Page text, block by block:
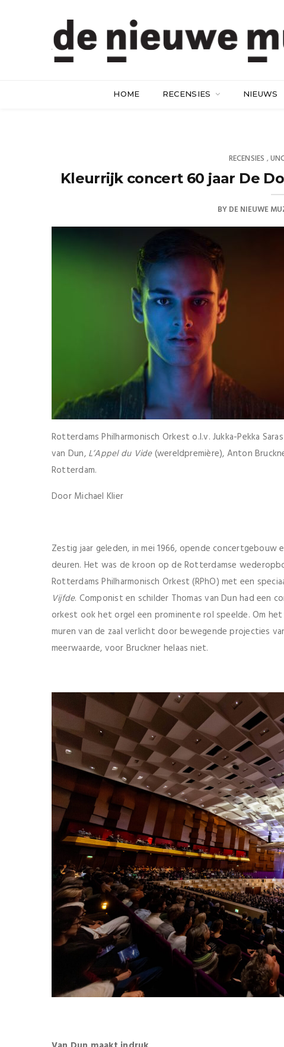
HOME RECENSIES NIEUWS
RECENSIES ,
Kleurrijk concert 60 jaar De
BYDE NIEUWE
Rotterdams Philharmonisch Orkest o.l.v. Jukka-Pekka
van Dun, L’Appel du Vide(wereldpremière), Anton
Rotterdam.
Door Michael Klier
Zestig jaar geleden, in mei 1966, opende
deuren. Het was de kroon op de Rotterdamse
Rotterdams Philharmonisch Orkest (RPhO) met een
Vijfde. Componist en schilder Thomas van Dun had een
orkest ook het orgel een prominente rol speelde. Om
muren van de zaal verlicht door bewegende projecties
meerwaarde, voor Bruckner helaas niet.